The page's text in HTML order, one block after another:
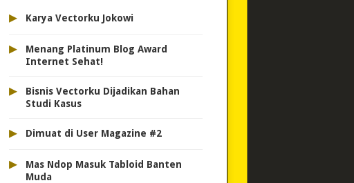
▸ Karya Vectorku Jokowi
▸
Menang Platinum Blog Award
Internet Sehat!
▸
Bisnis Vectorku Dijadikan Bahan
Studi Kasus
▸ Dimuat di User Magazine #2
▸
Mas Ndop Masuk Tabloid Banten
Muda